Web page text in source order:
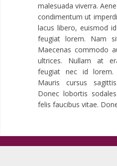
malesuada viverra.
condimentum ut
lacus libero, euismod
feugiat lorem. Nam
Maecenas commodo
ultrices. Nullam at
feugiat nec id lorem.
Mauris cursus
Donec lobortis
felis faucibus vitae.